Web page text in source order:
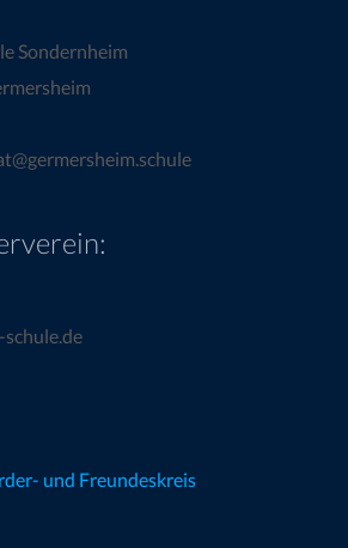
Sondernheim
und Freundeskreis